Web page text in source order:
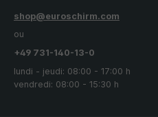
shop@euroschirm.com
ou
+49 731-140-13-0
lundi - jeudi: 08:00 - 17:00 h
vendredi: 08:00 - 15:30 h